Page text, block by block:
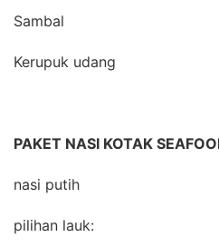
Sambal
Kerupuk udang
PAKET NASI KOTAK
nasi putih
pilihan lauk: